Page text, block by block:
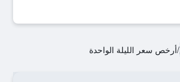
/أرخص سعر الليلة الواحدة